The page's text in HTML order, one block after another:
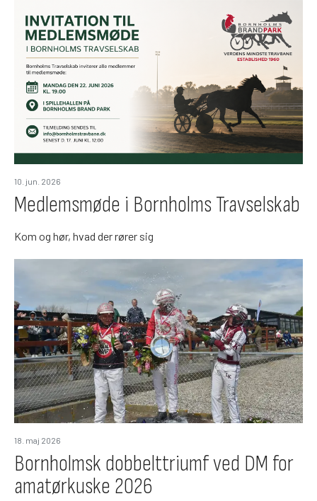
10. jun. 2026
Medlemsmøde i Bornholms Travselskab
Kom og hør, hvad der rører sig
18. maj 2026
Bornholmsk dobbelttriumf ved DM for
amatørkuske 2026